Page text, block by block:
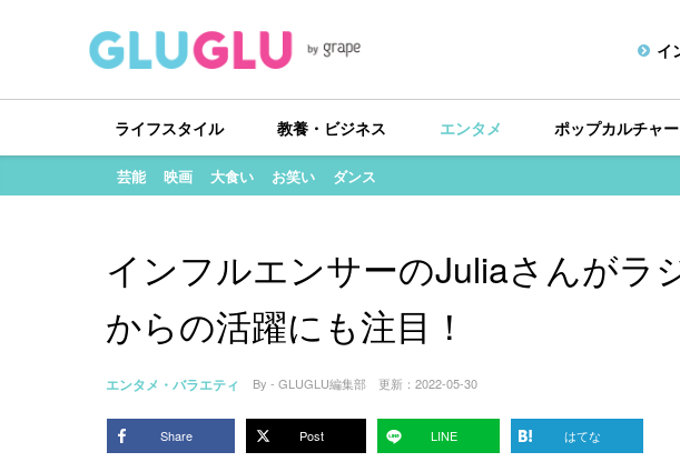
イ
ライフスタイル 教養・ビジネス エンタメ
芸能 映画 大食い お笑い ダンス
ポップカルチャー
インフルエンサーのJuliaさんが
からの活躍にも注目！
エンタメ・バラエティ By - GLUGLU編集部 更新： 2022-05-30
Share Post LINE はてな